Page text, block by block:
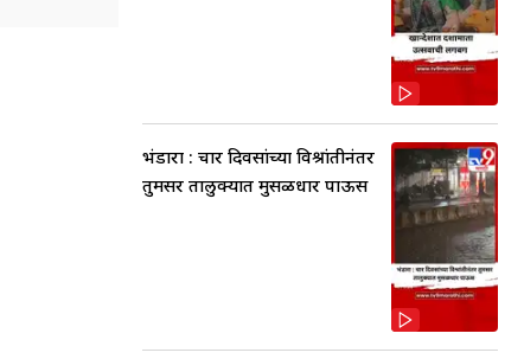
भंडारा : चार दिवसांच्या विश्रांतीनंतर
तुमसर तालुक्यात मुसळधार पाऊस